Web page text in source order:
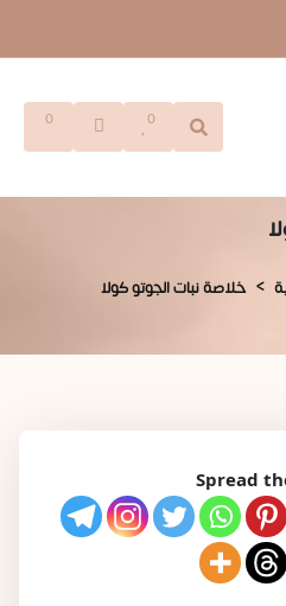
0
0
خلاصة نبات الجوتو كولا
Spread